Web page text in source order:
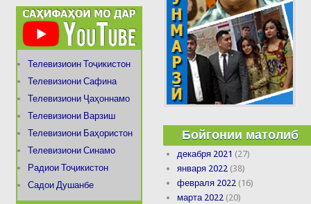
Телевизиоин Тоҷикистон
Телевизиони Сафина
Телевизиони Ҷаҳоннамо
Телевизиони Варзиш
Телевизиони Баҳористон
Телевизиони Синамо
Радиои Тоҷикистон
Садои Душанбе
Бойгонии матолиб
декабря 2021 (27)
января 2022 (38)
февраля 2022 (16)
марта 2022 (20)